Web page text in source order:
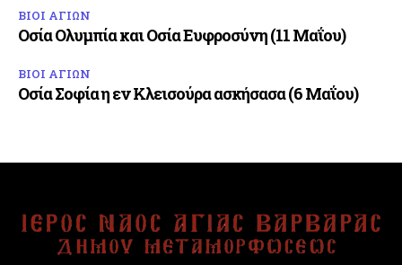
ΒΙΟΙ ΑΓΙΩΝ
Οσία Ολυμπία και Οσία Ευφροσύνη (11 Μαΐου)
ΒΙΟΙ ΑΓΙΩΝ
Οσία Σοφία η εν Κλεισούρα ασκήσασα (6 Μαΐου)